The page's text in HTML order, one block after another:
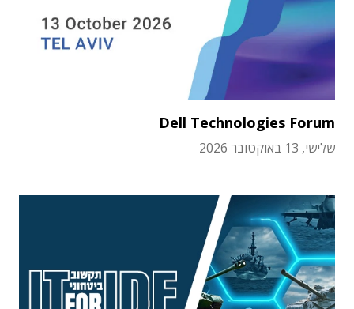
Dell Technologies Forum
שלישי, 13 באוקטובר 2026